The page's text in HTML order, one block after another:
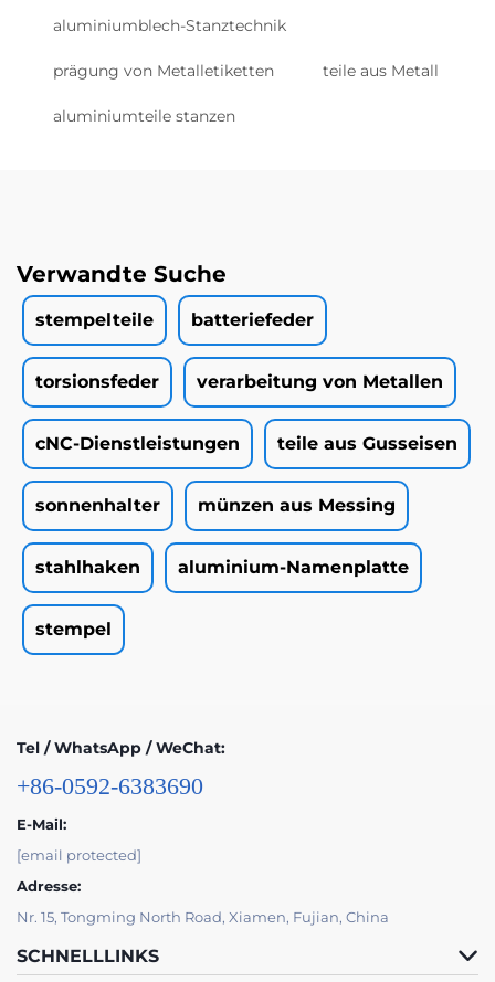
aluminiumblech-Stanztechnik
prägung von Metalletiketten teile aus Metall
aluminiumteile stanzen
Verwandte Suche
stempelteile batteriefeder
torsionsfeder verarbeitung von Metallen
cNC-Dienstleistungen teile aus Gusseisen
sonnenhalter münzen aus Messing
stahlhaken aluminium-Namenplatte
stempel
Tel / WhatsApp / WeChat:
+86-0592-6383690
E-Mail:
[email protected]
Adresse:
Nr. 15, Tongming North Road, Xiamen, Fujian, China
SCHNELLLINKS